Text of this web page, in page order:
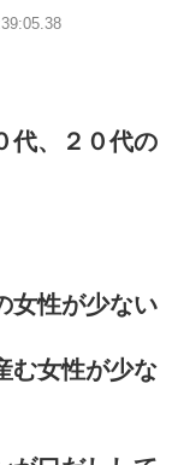
代、２０代の
女性が少ない
む女性が少な